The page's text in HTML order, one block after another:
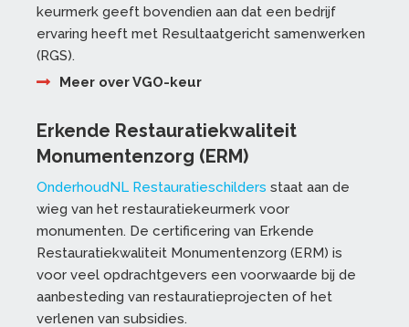
keurmerk geeft bovendien aan dat een bedrijf
ervaring heeft met Resultaatgericht samenwerken
(RGS).
Meer over VGO-keur
Erkende Restauratiekwaliteit
Monumentenzorg (ERM)
OnderhoudNL Restauratieschilders staat aan de
wieg van het restauratiekeurmerk voor
monumenten. De certificering van Erkende
Restauratiekwaliteit Monumentenzorg (ERM) is
voor veel opdrachtgevers een voorwaarde bij de
aanbesteding van restauratieprojecten of het
verlenen van subsidies.